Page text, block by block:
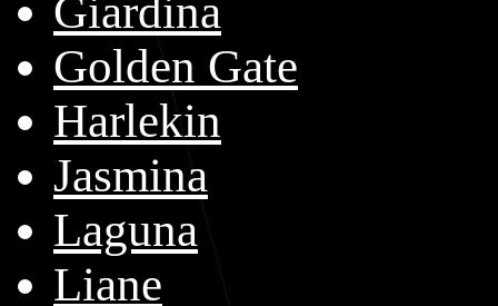
Giardina
Golden Gate
Harlekin
Jasmina
Laguna
Liane